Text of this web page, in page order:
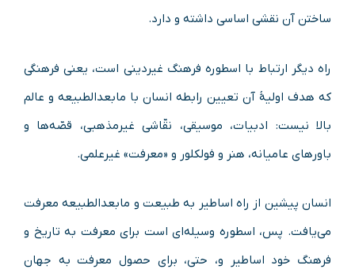
ساختن آن نقشی اساسی داشته و دارد.
راه دیگر ارتباط با اسطوره فرهنگ غیردینی است، یعنی فرهنگی
که هدف اولیهٔ آن تعیین رابطه انسان با مابعدالطبیعه و عالم
بالا نیست: ادبیات، موسیقی، نقّاشی غیرمذهبی، قصّه‌ها و
باورهای عامیانه، هنر و فولکلور و «معرفت» غیرعلمی.
انسان پیشین از راه اساطیر به طبیعت و مابعدالطبیعه معرفت
می‌یافت. پس، اسطوره وسیله‌ای است برای معرفت به تاریخ و
فرهنگ خود اساطیر و، حتی، برای حصول معرفت به جهان